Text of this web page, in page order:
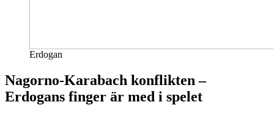
Erdogan
Nagorno-Karabach konflikten –
Erdogans finger är med i spelet